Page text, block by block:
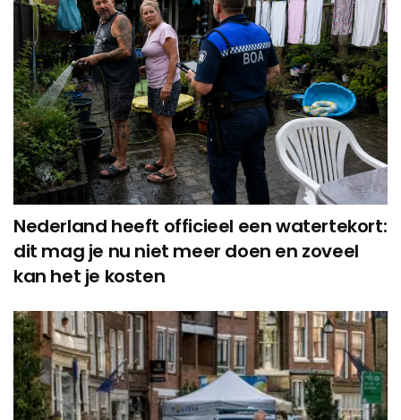
Nederland heeft officieel een watertekort:
dit mag je nu niet meer doen en zoveel
kan het je kosten